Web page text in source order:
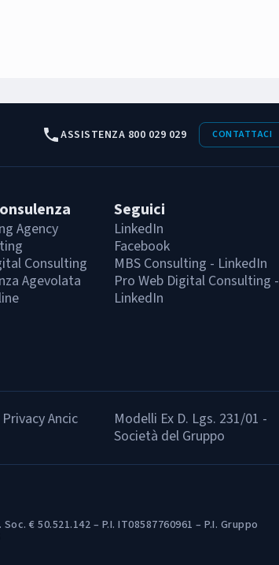
ASSISTENZA 800 029 029 CONTATTACI
Agency
Consulting
Agevolata
Seguici
LinkedIn
Facebook
MBS Consulting - LinkedIn
Pro Web Digital Consulting -
LinkedIn
Ancic
Modelli Ex D. Lgs. 231/01 -
Società del Gruppo
€ 50.521.142 – P.I. IT08587760961 – P.I. Gruppo